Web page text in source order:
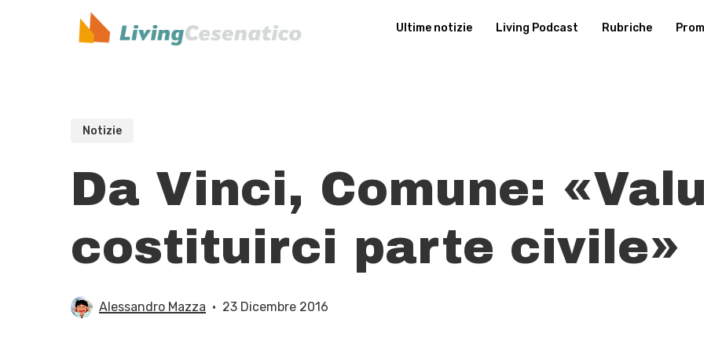
Ultime notizie Living Podcast Rubriche
Notizie
Da Vinci, Comune:
costituirci parte civile»
Alessandro Mazza 23 Dicembre 2016